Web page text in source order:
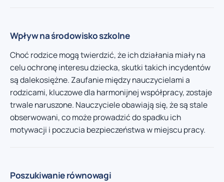
Wpływ na środowisko szkolne
Choć rodzice mogą twierdzić, że ich działania miały na
celu ochronę interesu dziecka, skutki takich incydentów
są dalekosiężne. Zaufanie między nauczycielami a
rodzicami, kluczowe dla harmonijnej współpracy, zostaje
trwale naruszone. Nauczyciele obawiają się, że są stale
obserwowani, co może prowadzić do spadku ich
motywacji i poczucia bezpieczeństwa w miejscu pracy.
Poszukiwanie równowagi